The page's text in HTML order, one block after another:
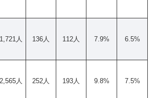
1,721人 136人 112人 7.9% 6.5%
2,565人 252人 193人 9.8% 7.5%